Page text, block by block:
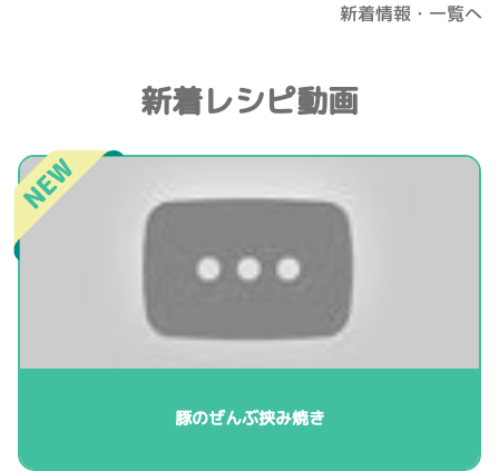
新着情報・一覧へ
新着レシピ動画
豚のぜんぶ挟み焼き